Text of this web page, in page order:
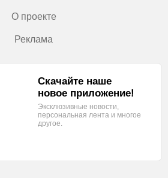
О проекте
Реклама
Скачайте наше
новое приложение!
Эксклюзивные новости,
персональная лента и многое
другое.